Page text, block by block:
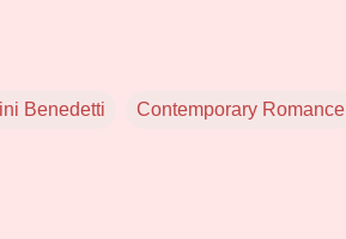
Benedetti Contemporary Romance